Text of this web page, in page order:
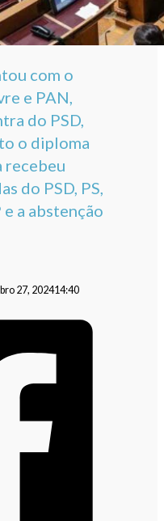
com o
e PAN,
do PSD,
o diploma
recebeu
do PSD, PS,
e a abstenção
27, 202414:40